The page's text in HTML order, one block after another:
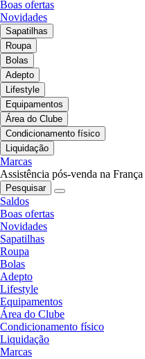
Boas ofertas
Novidades
Sapatilhas
Roupa
Bolas
Adepto
Lifestyle
Equipamentos
Área do Clube
Condicionamento físico
Liquidação
Marcas
Assistência pós-venda na França
Pesquisar
Saldos
Boas ofertas
Novidades
Sapatilhas
Roupa
Bolas
Adepto
Lifestyle
Equipamentos
Área do Clube
Condicionamento físico
Liquidação
Marcas